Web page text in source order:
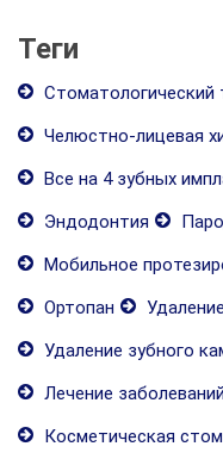
Теги
Стоматологический
Челюстно-лицевая
Все на 4 зубных
Эндодонтия
Мобильное
Ортопан
Удаление зубного
Лечение
Косметическая